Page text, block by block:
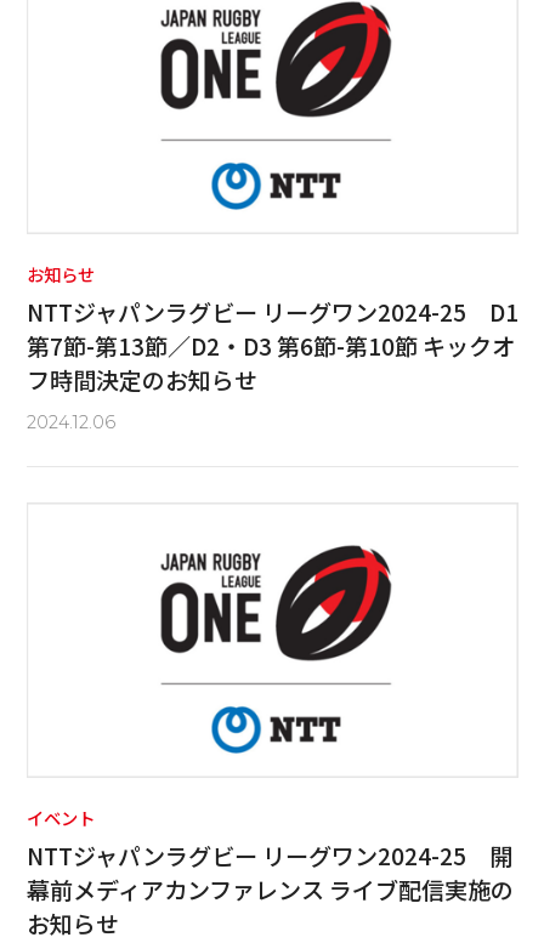
お知らせ
NTTジャパンラグビー リーグワン2024-25 D1
第7節-第13節／D2・D3 第6節-第10節 キックオ
フ時間決定のお知らせ
2024.12.06
イベント
NTTジャパンラグビー リーグワン2024-25 開
幕前メディアカンファレンス ライブ配信実施の
お知らせ